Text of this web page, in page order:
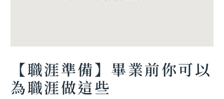
【職涯準備】畢業前你可以
為職涯做這些